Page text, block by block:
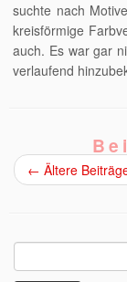
suchte nach
kreisförmige
auch. Es war gar
verlaufend
← Ältere
nach: